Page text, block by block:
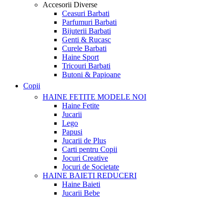
Accesorii Diverse
Ceasuri Barbati
Parfumuri Barbati
Bijuterii Barbati
Genti & Rucasc
Curele Barbati
Haine Sport
Tricouri Barbati
Butoni & Papioane
Copii
HAINE FETITE MODELE NOI
Haine Fetite
Jucarii
Lego
Papusi
Jucarii de Plus
Carti pentru Copii
Jocuri Creative
Jocuri de Societate
HAINE BAIETI REDUCERI
Haine Baieti
Jucarii Bebe